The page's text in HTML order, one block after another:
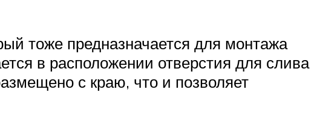
тоже предназначается для монтажа
в расположении отверстия для слива
с краю, что и позволяет